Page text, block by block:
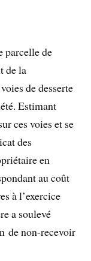
parcelle de
de la
de desserte
Estimant
ces voies et se
des
en
au coût
à l’exercice
a soulevé
de non-recevoir